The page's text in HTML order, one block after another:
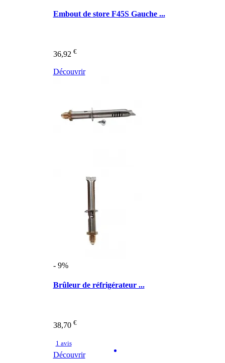
Embout de store F45S Gauche ...
36,92 €
Découvrir
- 9%
Brûleur de réfrigérateur ...
38,70 €
1 avis
Découvrir